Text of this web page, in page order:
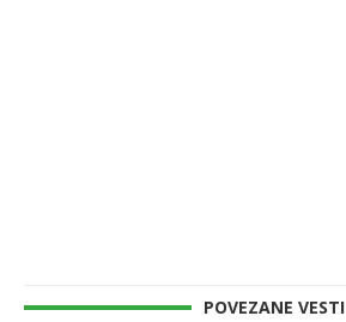
POVEZANE VESTI